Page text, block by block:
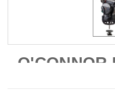
O'CONNOR